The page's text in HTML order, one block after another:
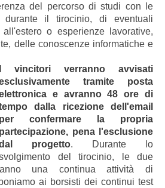
del percorso di studi con le
durante il tirocinio, di eventuali
o esperienze lavorative,
delle conoscenze informatiche e
I vincitori verranno avvisati
tramite posta
e avranno 48 ore di
dalla ricezione dell'email
per confermare la propria
partecipazione, pena l'esclusione
progetto. Durante lo
del tirocinio, le due
una continua attività di
ai borsisti dei continui test